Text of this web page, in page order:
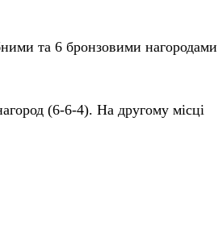
та 6 бронзовими нагородами
(6-6-4). На другому місці